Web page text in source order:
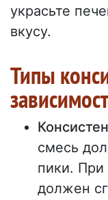
украсьте
вкусу.
Типы
смесь
пики. При
должен